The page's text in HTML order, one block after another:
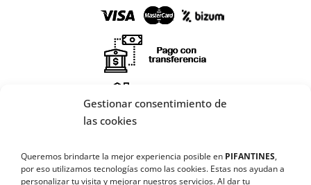
Gestionar consentimiento de
las cookies
Queremos brindarte la mejor experiencia posible en PIFANTINES,
por eso utilizamos tecnologías como las cookies. Estas nos ayudan a
personalizar tu visita y mejorar nuestros servicios. Al dar tu
CAMBIO/DEVOLUCIÓN